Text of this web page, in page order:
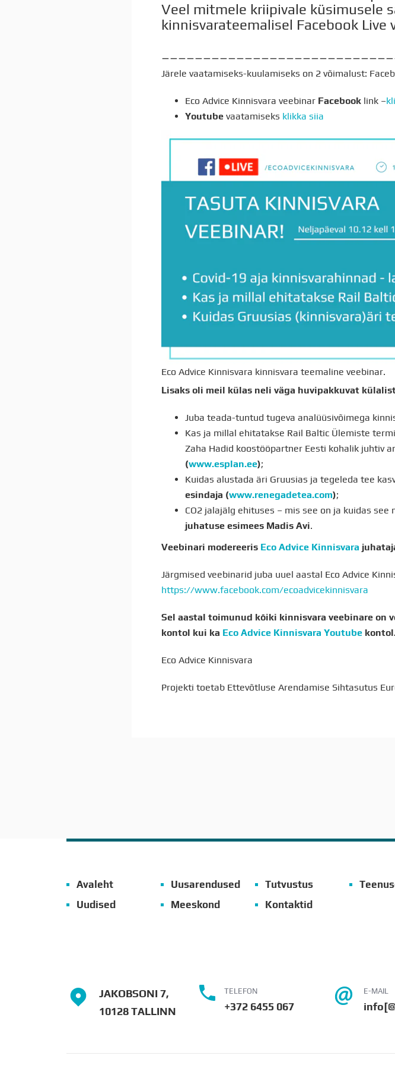
Veel mitmele kriipivale küsimusele
kinnisvarateemalisel Facebook Live
Järele vaatamiseks-kuulamiseks on 2 võimalust:
Eco Advice Kinnisvara veebinar Facebook link –
Youtube vaatamiseks klikka siia
Eco Advice Kinnisvara kinnisvara teemaline veebinar.
Lisaks oli meil külas neli väga huvipakkuvat
Juba teada-tuntud tugeva analüüsivõimega
Kas ja millal ehitatakse Rail Baltic Ülemiste
Zaha Hadid koostööpartner Eesti kohalik juhtiv
(www.esplan.ee);
Kuidas alustada äri Gruusias ja tegeleda tee
esindaja (www.renegadetea.com);
CO2 jalajälg ehituses – mis see on ja kuidas
juhatuse esimees Madis Avi.
Veebinari modereeris Eco Advice Kinnisvara
Järgmised veebinarid juba uuel aastal Eco Advice
https://www.facebook.com/ecoadvicekinnisvara
Sel aastal toimunud kõiki kinnisvara veebinare on
kontol kui ka Eco Advice Kinnisvara Youtube
Eco Advice Kinnisvara
Projekti toetab Ettevõtluse Arendamise Sihtasutus
Avaleht Uusarendused Tutvustus
Uudised
Meeskond Kontaktid
JAKOBSONI 7,
10128 TALLINN
TELEFON
+372 6455 067
E-MAIL